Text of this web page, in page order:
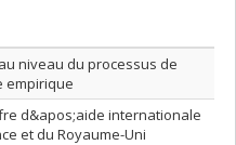
croissant
niveau du processus de
empirique
d&apos;aide internationale
et du Royaume-Uni